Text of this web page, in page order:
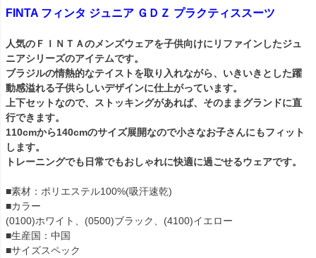
FINTA フィンタ ジュニア ＧＤＺ プラクティススーツ
人気のＦＩＮＴＡのメンズウェアを子供向けにリファインしたジュ
ニアシリーズのアイテムです。
ブラジルの情熱的なテイストを取り入れながら、いきいきとした躍
動感溢れる子供らしいデザインに仕上がっています。
上下セットなので、ストッキングがあれば、そのままグランドに直
行できます。
110cmから140cmのサイズ展開なので小さなお子さんにもフィット
します。
トレーニングでも日常でもおしゃれに快適に過ごせるウェアです。
■素材：ポリエステル100%(吸汗速乾)
■カラー
(0100)ホワイト、(0500)ブラック、(4100)イエロー
■生産国：中国
■サイズスペック